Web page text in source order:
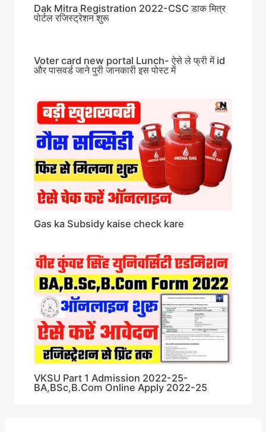
Dak Mitra Registration 2022-CSC डाक मित्र
पोर्टल रजिस्ट्रेशन शुरू
Voter card new portal Lunch- ऐसे ले फ्री में id
और पासवर्ड जाने पुरी जानकारी इस पोस्ट में
Gas ka Subsidy kaise check kare
VKSU Part 1 Admission 2022-25-
BA,BSc,B.Com Online Apply 2022-25